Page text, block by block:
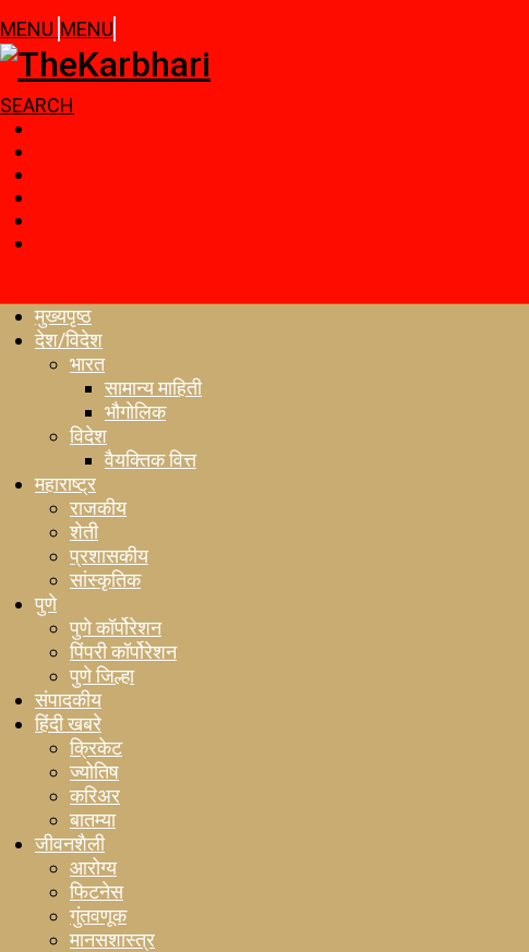
MENU MENU
SEARCH
मुख्यपृष्ठ
देश/विदेश
भारत
सामान्य माहिती
भौगोलिक
विदेश
वैयक्तिक वित्त
महाराष्ट्र
राजकीय
शेती
प्रशासकीय
सांस्कृतिक
पुणे
पुणे कॉर्पोरेशन
पिंपरी कॉर्पोरेशन
पुणे जिल्हा
संपादकीय
हिंदी खबरे
क्रिकेट
ज्योतिष
करिअर
बातम्या
जीवनशैली
आरोग्य
फिटनेस
गुंतवणूक
मानसशास्त्र